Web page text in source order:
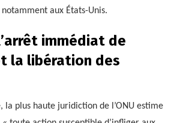
aux États-Unis.
immédiat de
la libération des
la plus haute juridiction de l’ONU estime